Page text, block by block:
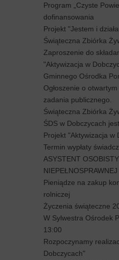
Program „Czyste
dofinansowania
Projekt "Jestem i
Świąteczna Zbiórka
Zaproszenie do
"Aktywizacja w
Gminnego Ośrodka
Ogłoszenie o
zadania publicznego.
Świąteczna Zbiórka
ŚDS w Dobczycach
Projekt "Aktywizacja w
Termin wypłaty
ASYSTENT
NIEPEŁNOSPRAWNEJ
Pieniądze na zakup
rolniczej
Życzenia świąteczne
W Sylwestra Ośrodek
13:00
Rozpoczynamy
Dobczycach"